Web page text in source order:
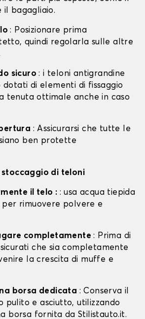
bagagliaio.
: Posizionare prima
quindi regolarla sulle altre
sicuro: i teloni antigrandine
dotati di elementi di fissaggio
tenuta ottimale anche in caso
: Assicurarsi che tutte le
ben protette
stoccaggio di teloni
il telo : : usa acqua tiepida
rimuovere polvere e
completamente: Prima di
che sia completamente
la crescita di muffe e
borsa dedicata : Conserva il
pulito e asciutto, utilizzando
borsa fornita da Stilistauto.it.